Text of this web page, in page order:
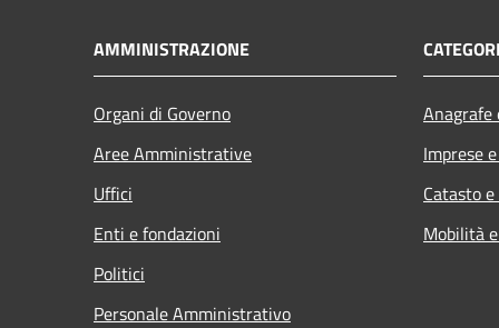
AMMINISTRAZIONE
Organi di Governo
Aree Amministrative
Uffici
Enti e fondazioni
Politici
Personale Amministrativo
Imprese
Catasto
Mobilità